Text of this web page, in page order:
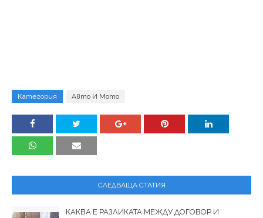
Категория Авто И Мото
СЛЕДВАЩА СТАТИЯ
КАКВА Е РАЗЛИКАТА МЕЖДУ ДОГОВОР И